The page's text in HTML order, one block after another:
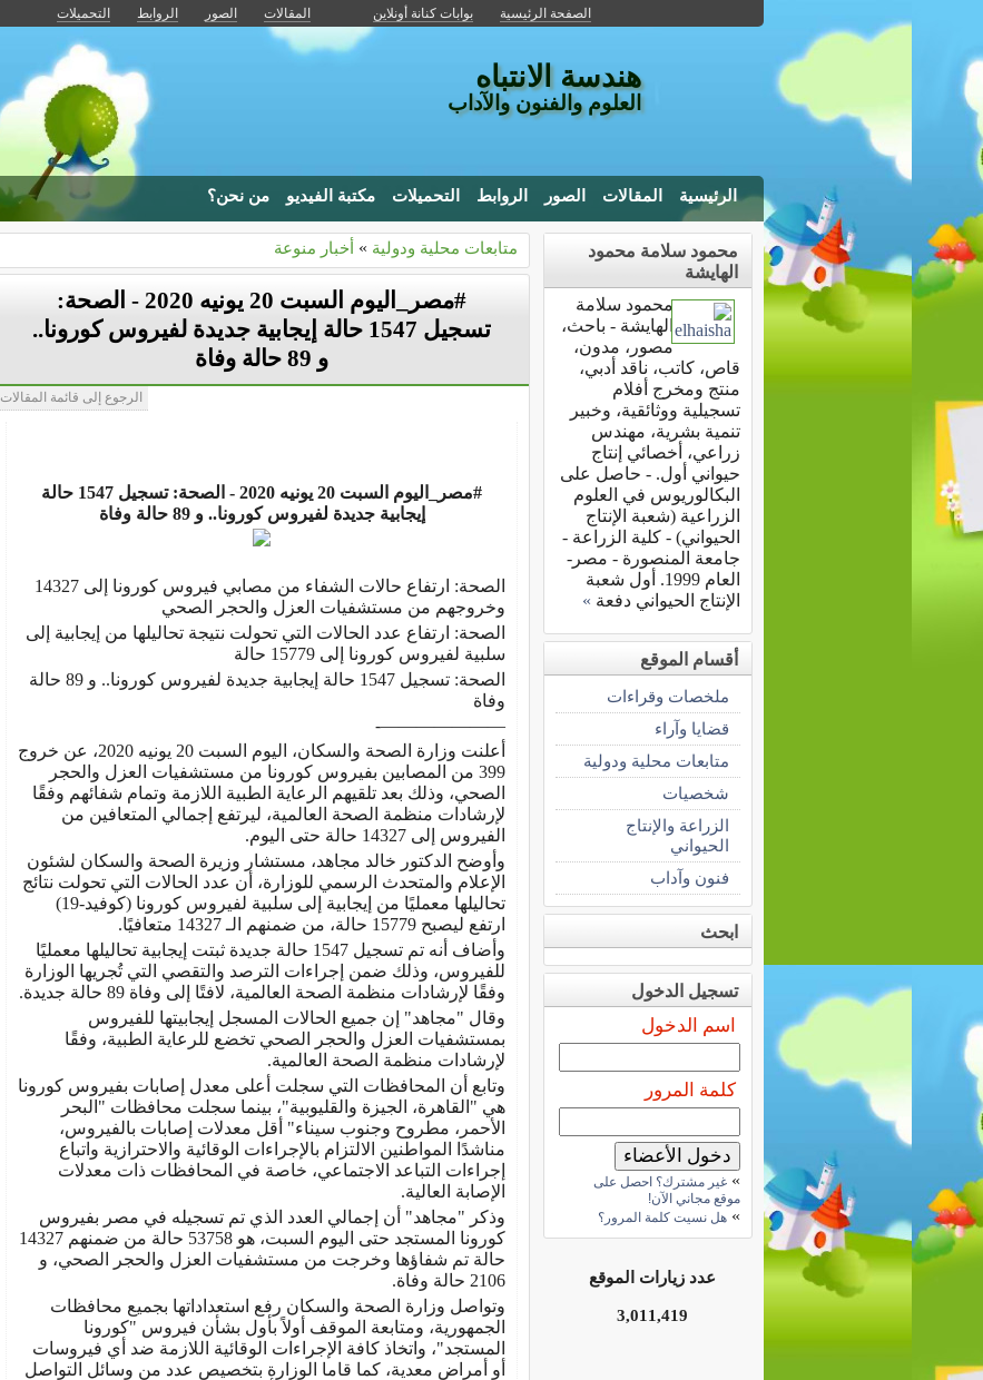
الصفحة الرئيسية بوابات كنانة أونلاين المقالات الصور الروابط التحميلات
هندسة الانتباه
العلوم والفنون والآداب
الرئيسية المقالات الصور الروابط التحميلات مكتبة الفيديو من نحن؟
متابعات محلية ودولية » أخبار منوعة
#مصر_اليوم السبت 20 يونيه 2020 - الصحة:
تسجيل 1547 حالة إيجابية جديدة لفيروس كورونا..
و 89 حالة وفاة
الرجوع إلى قائمة المقالات
#مصر_اليوم السبت 20 يونيه 2020 - الصحة: تسجيل 1547 حالة
إيجابية جديدة لفيروس كورونا.. و 89 حالة وفاة
الصحة: ارتفاع حالات الشفاء من مصابي فيروس كورونا إلى 14327
وخروجهم من مستشفيات العزل والحجر الصحي
الصحة: ارتفاع عدد الحالات التي تحولت نتيجة تحاليلها من إيجابية إلى
سلبية لفيروس كورونا إلى 15779 حالة
الصحة: تسجيل 1547 حالة إيجابية جديدة لفيروس كورونا.. و 89 حالة
وفاة
———————-
أعلنت وزارة الصحة والسكان، اليوم السبت 20 يونيه 2020، عن خروج
399 من المصابين بفيروس كورونا من مستشفيات العزل والحجر
الصحي، وذلك بعد تلقيهم الرعاية الطبية اللازمة وتمام شفائهم وفقًا
لإرشادات منظمة الصحة العالمية، ليرتفع إجمالي المتعافين من
الفيروس إلى 14327 حالة حتى اليوم.
وأوضح الدكتور خالد مجاهد، مستشار وزيرة الصحة والسكان لشئون
الإعلام والمتحدث الرسمي للوزارة، أن عدد الحالات التي تحولت نتائج
تحاليلها معمليًا من إيجابية إلى سلبية لفيروس كورونا (كوفيد-19)
ارتفع ليصبح 15779 حالة، من ضمنهم الـ 14327 متعافيًا.
وأضاف أنه تم تسجيل 1547 حالة جديدة ثبتت إيجابية تحاليلها معمليًا
للفيروس، وذلك ضمن إجراءات الترصد والتقصي التي تُجريها الوزارة
وفقًا لإرشادات منظمة الصحة العالمية، لافتًا إلى وفاة 89 حالة جديدة.
وقال "مجاهد" إن جميع الحالات المسجل إيجابيتها للفيروس
بمستشفيات العزل والحجر الصحي تخضع للرعاية الطبية، وفقًا
لإرشادات منظمة الصحة العالمية.
وتابع أن المحافظات التي سجلت أعلى معدل إصابات بفيروس كورونا
هي "القاهرة، الجيزة والقليوبية"، بينما سجلت محافظات "البحر
الأحمر، مطروح وجنوب سيناء" أقل معدلات إصابات بالفيروس،
مناشدًا المواطنين الالتزام بالإجراءات الوقائية والاحترازية واتباع
إجراءات التباعد الاجتماعي، خاصة في المحافظات ذات معدلات
الإصابة العالية.
وذكر "مجاهد" أن إجمالي العدد الذي تم تسجيله في مصر بفيروس
كورونا المستجد حتى اليوم السبت، هو 53758 حالة من ضمنهم 14327
حالة تم شفاؤها وخرجت من مستشفيات العزل والحجر الصحي، و
2106 حالة وفاة.
وتواصل وزارة الصحة والسكان رفع استعداداتها بجميع محافظات
الجمهورية، ومتابعة الموقف أولاً بأول بشأن فيروس "كورونا
المستجد"، واتخاذ كافة الإجراءات الوقائية اللازمة ضد أي فيروسات
أو أمراض معدية، كما قاما الوزارة بتخصيص عدد من وسائل التواصل
محمود سلامة محمود
الهايشة
محمود سلامة
الهايشة - باحث،
مصور، مدون،
قاص، كاتب، ناقد أدبي،
منتج ومخرج أفلام
تسجيلية ووثائقية، وخبير
تنمية بشرية، مهندس
زراعي، أخصائي إنتاج
حيواني أول. - حاصل على
البكالوريوس في العلوم
الزراعية (شعبة الإنتاج
الحيواني) - كلية الزراعة -
جامعة المنصورة - مصر-
العام 1999. أول شعبة
الإنتاج الحيواني دفعة »
أقسام الموقع
ملخصات وقراءات
قضايا وآراء
متابعات محلية ودولية
شخصيات
الزراعة والإنتاج
الحيواني
فنون وآداب
ابحث
تسجيل الدخول
اسم الدخول
كلمة المرور
» غير مشترك؟ احصل على
موقع مجاني الآن!
» هل نسيت كلمة المرور؟
عدد زيارات الموقع
3,011,419